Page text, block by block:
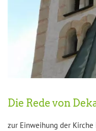
Die Rede von
zur Einweihung der